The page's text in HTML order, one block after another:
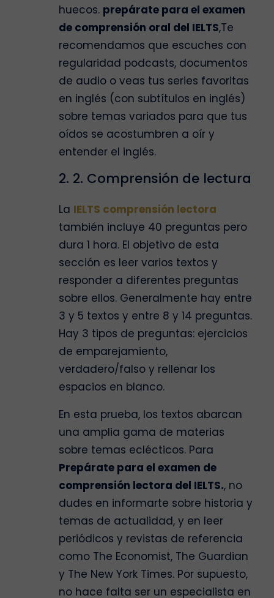
huecos. prepárate para el examen
de comprensión oral del IELTS,Te
recomendamos que escuches con
regularidad podcasts, documentos
de audio o veas tus series favoritas
en inglés (con subtítulos en inglés)
sobre temas variados para que tus
oídos se acostumbren a oír y
entender el inglés.
2. 2. Comprensión de lectura
La IELTS comprensión lectora
también incluye 40 preguntas pero
dura 1 hora. El objetivo de esta
sección es leer varios textos y
responder a diferentes preguntas
sobre ellos. Generalmente hay entre
3 y 5 textos y entre 8 y 14 preguntas.
Hay 3 tipos de preguntas: ejercicios
de emparejamiento,
verdadero/falso y rellenar los
espacios en blanco.
En esta prueba, los textos abarcan
una amplia gama de materias
sobre temas eclécticos. Para
Prepárate para el examen de
comprensión lectora del IELTS., no
dudes en informarte sobre historia y
temas de actualidad, y en leer
periódicos y revistas de referencia
como The Economist, The Guardian
y The New York Times. Por supuesto,
no hace falta ser un especialista en